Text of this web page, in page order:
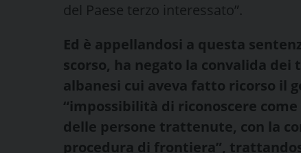
del Paese terzo interessato”.
Ed è appellandosi a questa
scorso, ha negato la convalida
albanesi cui aveva fatto ricorso il
“impossibilità di riconoscere come
delle persone trattenute, con la
procedura di frontiera”,